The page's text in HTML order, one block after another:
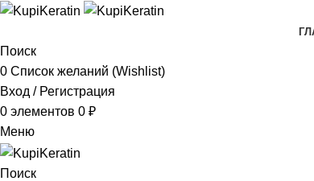
Поиск
0 Список желаний (Wishlist)
Вход / Регистрация
0 элементов 0 ₽
Меню
Поиск